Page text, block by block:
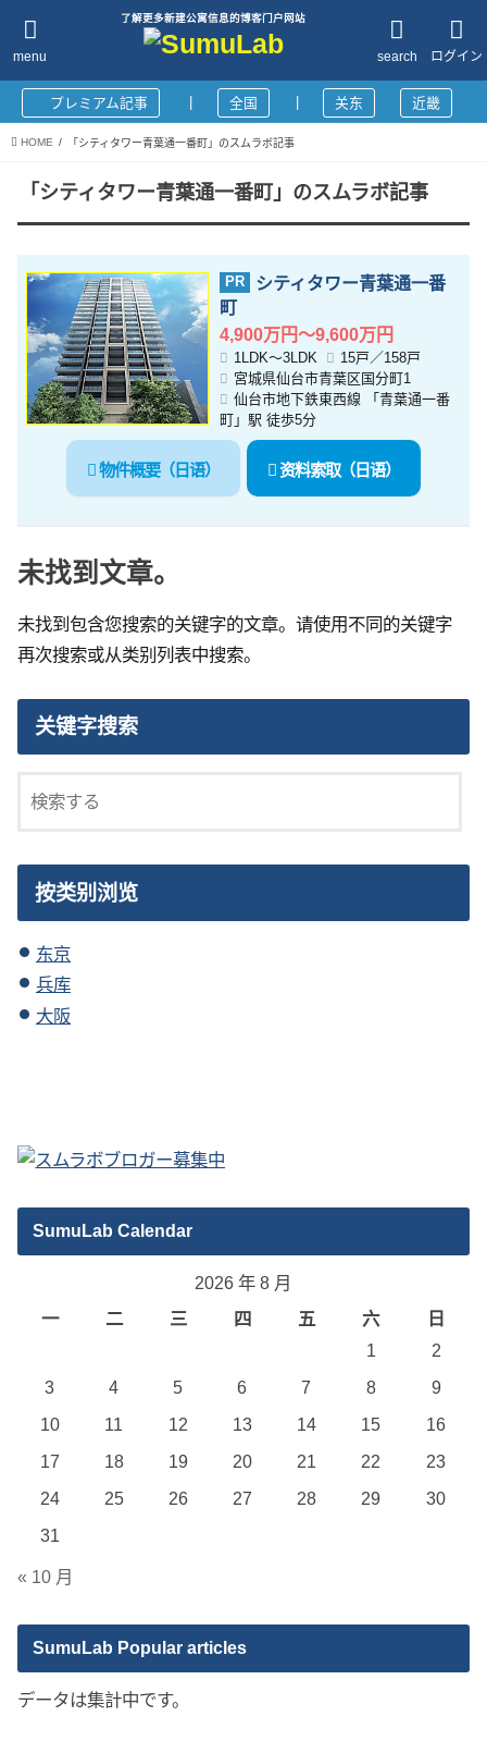
了解更多新建公寓信息的博客门户网站
ログイン
search
menu
プレミアム記事 全国 关东 近畿
HOME 「シティタワー青葉通一番町」のスムラボ記事
「シティタワー青葉通一番町」のスムラボ記事
シティタワー青葉通一番
町
4,900万円～9,600万円
1LDK～3LDK
15戸／158戸
宮城県仙台市青葉区国分町1
仙台市地下鉄東西線 「青葉通一番
町」駅 徒歩5分
物件概要（日语） 资料索取（日语）
未找到文章。
未找到包含您搜索的关键字的文章。请使用不同的关键字
再次搜索或从类别列表中搜索。
关键字搜索
按类别浏览
东京
兵库
大阪
SumuLab Calendar
2026 年 8 月
一
二 三 四 五 六
日
1
2
3
4 5 6 7 8
9
10
11 12 13 14 15
16
17
18 19 20 21 22
23
24
25 26 27 28 29
30
31
« 10 月
SumuLab Popular articles
データは集計中です。